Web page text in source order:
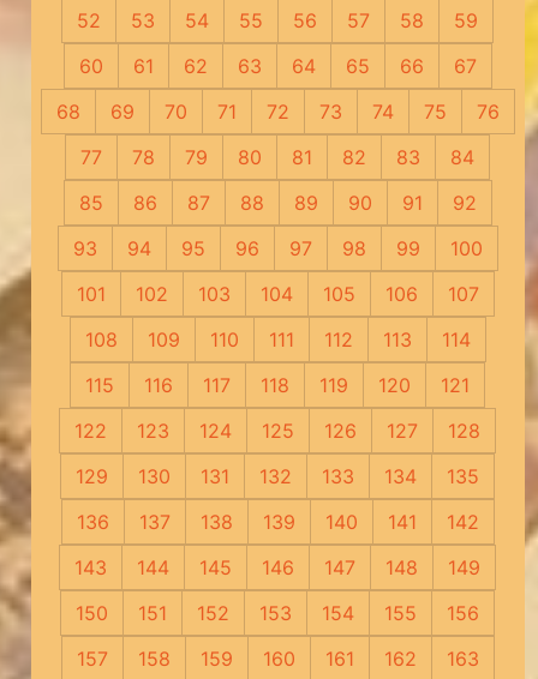
52
53 54 55 56 57 58
59
60
61 62 63 64 65 66
67
68
69 70 71 72 73 74 75
76
77
78 79 80 81 82 83
84
85
86 87 88 89 90 91
92
93
94 95 96 97 98 99
100
101
102 103 104 105 106
107
108
109 110 111 112 113
114
115
116 117 118 119 120
121
122
123 124 125 126 127
128
129
130 131 132 133 134
135
136
137 138 139 140 141
142
143
144 145 146 147 148
149
150
151 152 153 154 155
156
157
158 159 160 161 162
163